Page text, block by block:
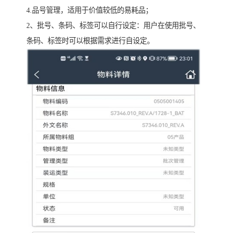
4.品号管理，适用于价值较低的易耗品；
2、批号、条码、标签可以自行设定：用户在使用批号、
条码、标签时可以根据需求进行自设定。